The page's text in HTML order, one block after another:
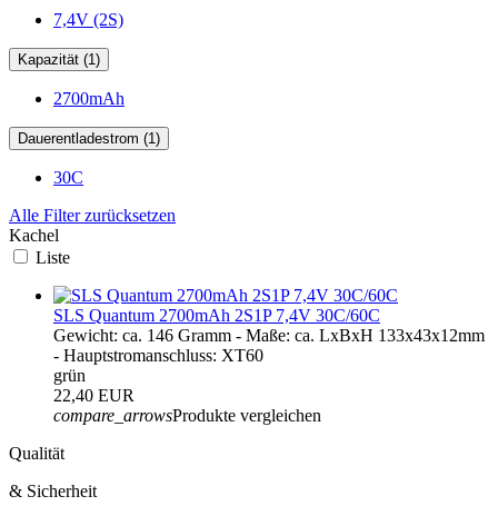
7,4V (2S)
Kapazität (1)
2700mAh
Dauerentladestrom (1)
30C
Alle Filter zurücksetzen
Kachel
Liste
SLS Quantum 2700mAh 2S1P 7,4V 30C/60C
Gewicht: ca. 146 Gramm - Maße: ca. LxBxH 133x43x12mm
- Hauptstromanschluss: XT60
grün
22,40 EUR
compare_arrowsProdukte vergleichen
Qualität
& Sicherheit